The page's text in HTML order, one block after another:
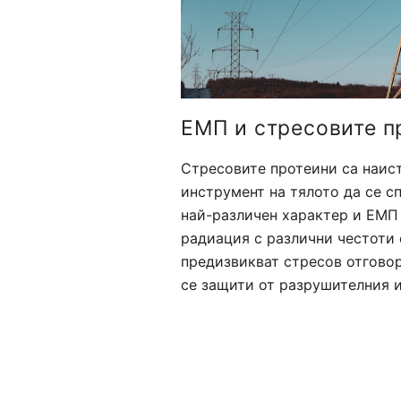
ЕМП и стресовите
Стресовите протеини са
инструмент на тялото да се
най-различен характер и
радиация с различни
предизвикват стресов
се защити от разрушителния